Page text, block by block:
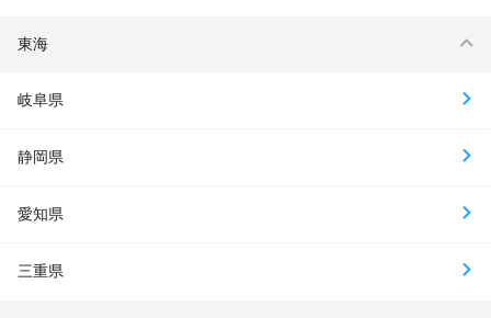
東海
岐阜県
静岡県
愛知県
三重県